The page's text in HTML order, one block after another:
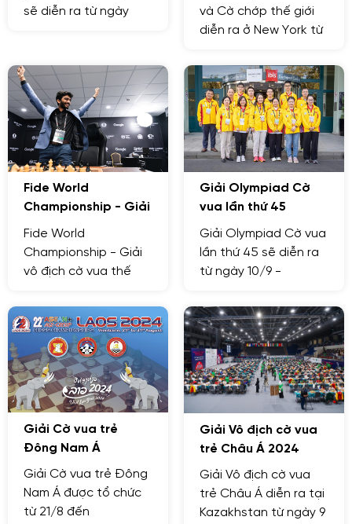
sẽ diễn ra từ ngày
và Cờ chớp thế giới
diễn ra ở New York từ
Tham dự giải này đội
tuyển Việt Nam có 3
VĐV Lê Quang Liêm,
Lê Tuấn Minh và Bành
Gia Huy.
Fide World
Championship - Giải
vô địch cờ vua thế
giới
Fide World
Championship - Giải
vô địch cờ vua thế
tổ chức để xác định
nhà vô địch thế giới
về Cờ vua.
Giải Olympiad Cờ
vua lần thứ 45
Giải Olympiad Cờ vua
lần thứ 45 sẽ diễn ra
từ ngày 10/9 -
Budapest, Hungary
Giải Cờ vua trẻ
Đông Nam Á
Giải Cờ vua trẻ Đông
Nam Á được tổ chức
từ 21/8 đến
Giải Vô địch cờ vua
trẻ Châu Á 2024
Giải Vô địch cờ vua
trẻ Châu Á diễn ra tại
Kazakhstan từ ngày 9